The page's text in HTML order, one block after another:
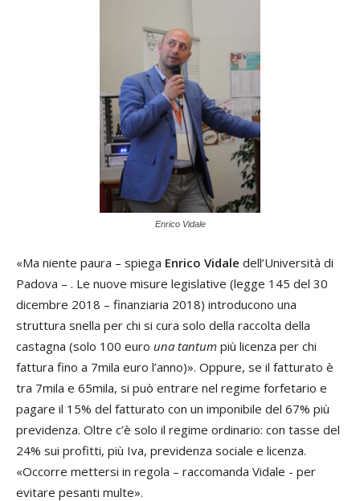
Enrico Vidale
«Ma niente paura – spiega Enrico Vidale dell’Università di
Padova – . Le nuove misure legislative (legge 145 del 30
dicembre 2018 – finanziaria 2018) introducono una
struttura snella per chi si cura solo della raccolta della
castagna (solo 100 euro una tantum più licenza per chi
fattura fino a 7mila euro l’anno)». Oppure, se il fatturato è
tra 7mila e 65mila, si può entrare nel regime forfetario e
pagare il 15% del fatturato con un imponibile del 67% più
previdenza. Oltre c’è solo il regime ordinario: con tasse del
24% sui profitti, più Iva, previdenza sociale e licenza.
«Occorre mettersi in regola – raccomanda Vidale - per
evitare pesanti multe».